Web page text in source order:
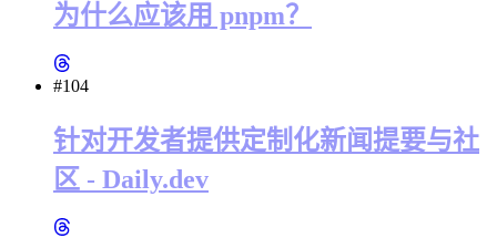
为什么应该用 pnpm？
#104
针对开发者提供定制化新闻提要与社
区 - Daily.dev